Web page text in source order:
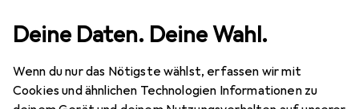
Deine Daten. Deine Wahl.
Wenn du nur das Nötigste wählst, erfassen wir mit
Cookies und ähnlichen Technologien Informationen zu
Möbelgleiter + Schutzpuffer BGS Elastikpuffer-Satz